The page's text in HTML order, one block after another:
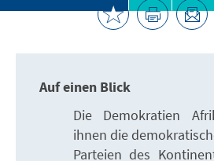
Auf einen Blick
Die Demokratien
ihnen die
Parteien des